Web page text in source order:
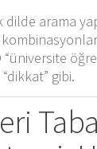
dilde arama
“üniversite
“dikkat” gibi.